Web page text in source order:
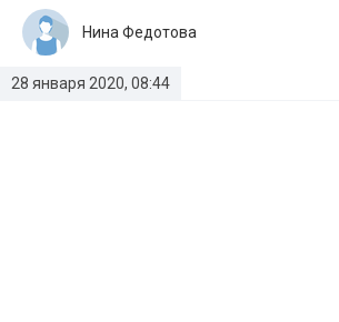
28 января 2020, 08:44
Нина Федотова